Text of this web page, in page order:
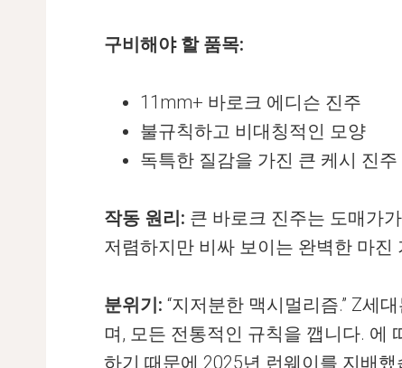
구비해야 할 품목:
11mm+ 바로크 에디슨 진주
불규칙하고 비대칭적인 모양
독특한 질감을 가진 큰 케시 진주
작동 원리: 큰 바로크 진주는 도매가
저렴하지만 비싸 보이는 완벽한 마진
분위기: “지저분한 맥시멀리즘.” Z세
며, 모든 전통적인 규칙을 깹니다. 에
하기 때문에 2025년 런웨이를 지배했